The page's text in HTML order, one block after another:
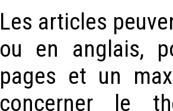
Les articles
ou en anglais,
pages et un
concerner le